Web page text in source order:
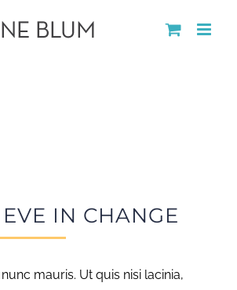
IN CHANGE
mauris. Ut quis nisi lacinia,